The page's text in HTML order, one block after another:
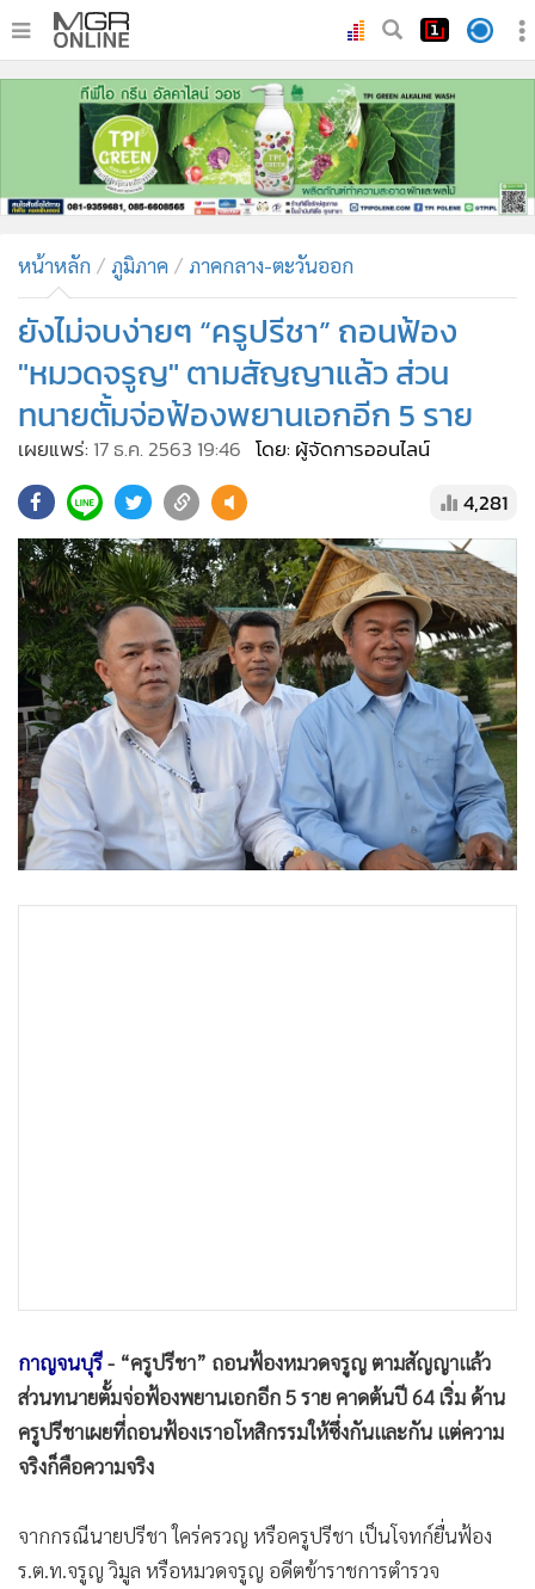
หน้าหลัก
ทันเหตุการณ์
• ภูมิภาค
• บันเทิง
ผู้จัดการรายวัน
• คอลัมนิสต์
ละคร
• CbizReview
• Cyber BIZ
• ผู้จัดกวน
• Good health & Well-being
• Green Innovation & SD
• Management & HR
• MGR Live
• Infographic
• การเมือง
• ท่องเที่ยว
• กีฬา
• ต่างประเทศ
• Special Scoop
• เศรษฐกิจ-ธุรกิจ
• Celeb Online
Factcheck
• ญี่ปุ่น
• News1
• Gotomanager
หน้าหลัก ภูมิภาค ภาคกลาง-ตะวันออก
ยังไม่จบง่ายๆ “ครูปรีชา” ถอนฟ้อง
"หมวดจรูญ" ตามสัญญาแล้ว ส่วน
ทนายตั้มจ่อฟ้องพยานเอกอีก 5 ราย
เผยแพร่: 17 ธ.ค. 2563 19:46 โดย: ผู้จัดการออนไลน์
4,281
กาญจนบุรี- “ครูปรีชา” ถอนฟ้องหมวดจรูญ ตามสัญญาแล้ว
ส่วนทนายตั้มจ่อฟ้องพยานเอกอีก 5 ราย คาดต้นปี 64 เริ่ม ด้าน
ครูปรีชาเผยที่ถอนฟ้องเราอโหสิกรรมให้ซึ่งกันและกัน แต่ความ
จริงก็คือความจริง
จากกรณีนายปรีชา ใคร่ครวญ หรือครูปรีชา เป็นโจทก์ยื่นฟ้อง
ร.ต.ท.จรูญ วิมูล หรือหมวดจรูญ อดีตข้าราชการตำรวจ